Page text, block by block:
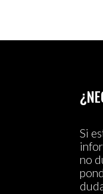
Si
no